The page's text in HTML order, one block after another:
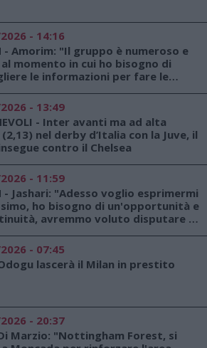
- 14:16
- Amorim: "Il gruppo è numeroso e
momento in cui ho bisogno di
le informazioni per fare le
- 13:49
- Inter avanti ma ad alta
nel derby d’Italia con la Juve, il
contro il Chelsea
- 11:59
- Jashari: "Adesso voglio esprimermi
ho bisogno di un'opportunità e
avremmo voluto disputare la
- 07:45
lascerà il Milan in prestito
- 20:37
Marzio: "Nottingham Forest, si